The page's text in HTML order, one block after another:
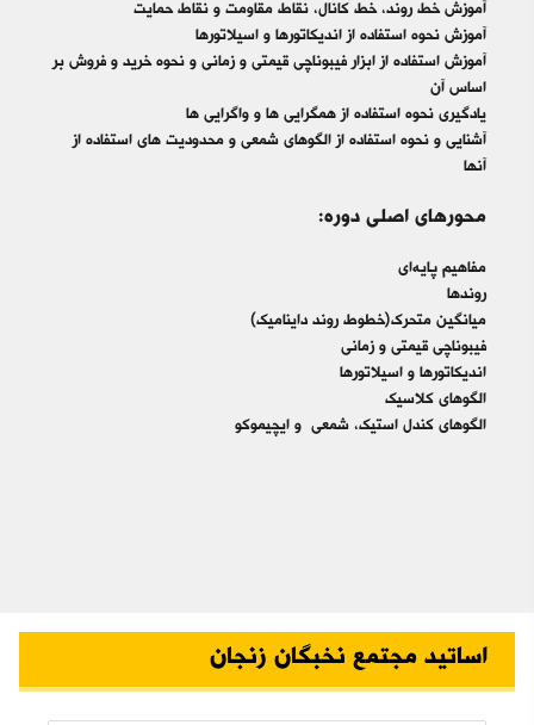
آموزش خط روند، خط کانال، نقاط مقاومت و نقاط حمایت
آموزش نحوه استفاده از اندیکاتورها و اسیلاتورها
آموزش استفاده از ابزار فیبوناچی قیمتی و زمانی و نحوه خرید و فروش بر
اساس آن
یادگیری نحوه استفاده از همگرایی ها و واگرایی ها
آشنایی و نحوه استفاده از الگوهای شمعی و محدودیت های استفاده از
آنها
محورهای اصلی دوره:
مفاهیم پایه‌ای
روندها
میانگین متحرک(خطوط روند داینامیک)
فیبوناچی قیمتی و زمانی
اندیکاتورها و اسیلاتورها
الگوهای کلاسیک
الگوهای کندل استیک، شمعی و ایچیموکو
اساتید مجتمع نخبگان زنجان